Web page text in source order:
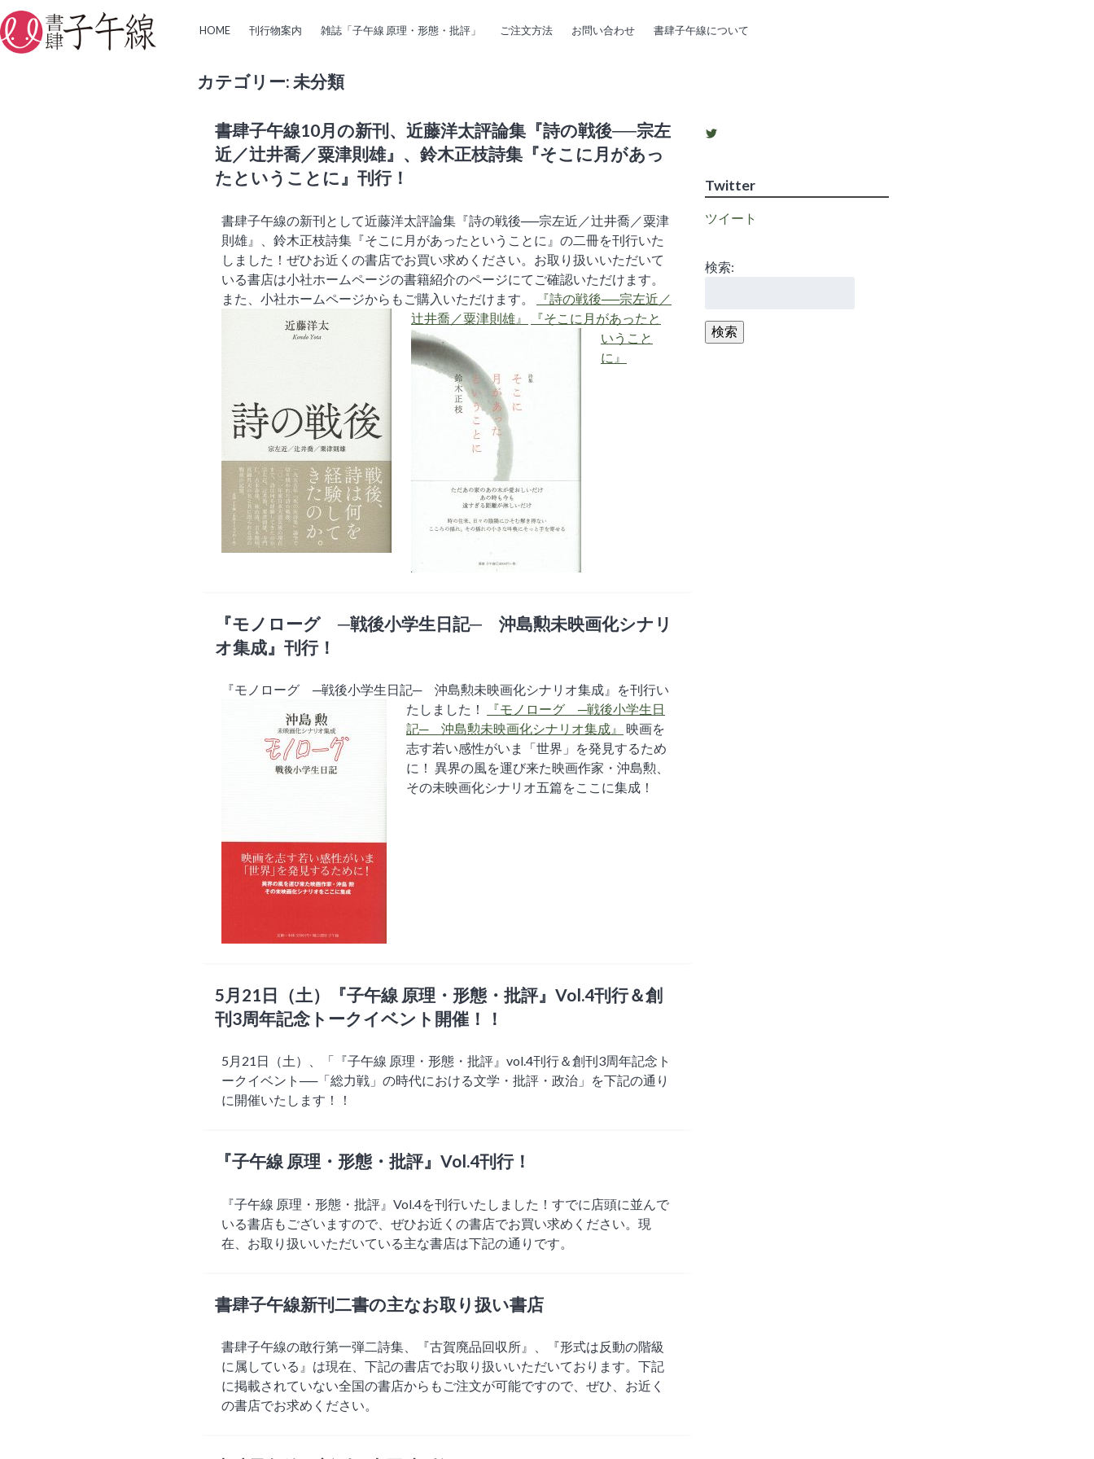
HOME 刊行物案内 雑誌「子午線 原理・形態・批評」 ご注文方法 お問い合わせ 書肆子午線について
カテゴリー: 未分類
書肆子午線10月の新刊、近藤洋太評論集『詩の戦後──宗左
近／辻井喬／粟津則雄』、鈴木正枝詩集『そこに月があっ
たということに』刊行！
書肆子午線の新刊として近藤洋太評論集『詩の戦後──宗左近／辻井喬／粟津
則雄』、鈴木正枝詩集『そこに月があったということに』の二冊を刊行いた
しました！ぜひお近くの書店でお買い求めください。お取り扱いいただいて
いる書店は小社ホームページの書籍紹介のページにてご確認いただけます。
また、小社ホームページからもご購入いただけます。
『詩の戦後──宗左近／
辻井喬／粟津則雄』
『そこに月があったと
いうこと
に』
『モノローグ ─戦後小学生日記─ 沖島勲未映画化シナリ
オ集成』刊行！
『モノローグ ─戦後小学生日記─ 沖島勲未映画化シナリオ集成』を刊行い
たしました！
『モノローグ ─戦後小学生日
記─ 沖島勲未映画化シナリオ集成』
映画を
志す若い感性がいま「世界」を発見するため
に！ 異界の風を運び来た映画作家・沖島勲、
その未映画化シナリオ五篇をここに集成！
5月21日（土）『子午線 原理・形態・批評』Vol.4刊行＆創
刊3周年記念トークイベント開催！！
5月21日（土）、「『子午線 原理・形態・批評』vol.4刊行＆創刊3周年記念ト
ークイベント──「総力戦」の時代における文学・批評・政治」を下記の通り
に開催いたします！！
『子午線 原理・形態・批評』Vol.4刊行！
『子午線 原理・形態・批評』Vol.4を刊行いたしました！すでに店頭に並んで
いる書店もございますので、ぜひお近くの書店でお買い求めください。現
在、お取り扱いいただいている主な書店は下記の通りです。
書肆子午線新刊二書の主なお取り扱い書店
書肆子午線の敢行第一弾二詩集、『古賀廃品回収所』、『形式は反動の階級
に属している』は現在、下記の書店でお取り扱いいただいております。下記
に掲載されていない全国の書店からもご注文が可能ですので、ぜひ、お近く
の書店でお求めください。
プ
ロ
フ
ィ
を
Twitter
Twitter
ツイート
検索:
検索